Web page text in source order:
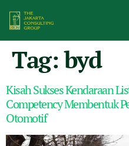
Tag:byd
Kisah Sukses Kendaraan
Competency Membentuk
Otomotif